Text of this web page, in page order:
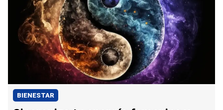
BIENESTAR